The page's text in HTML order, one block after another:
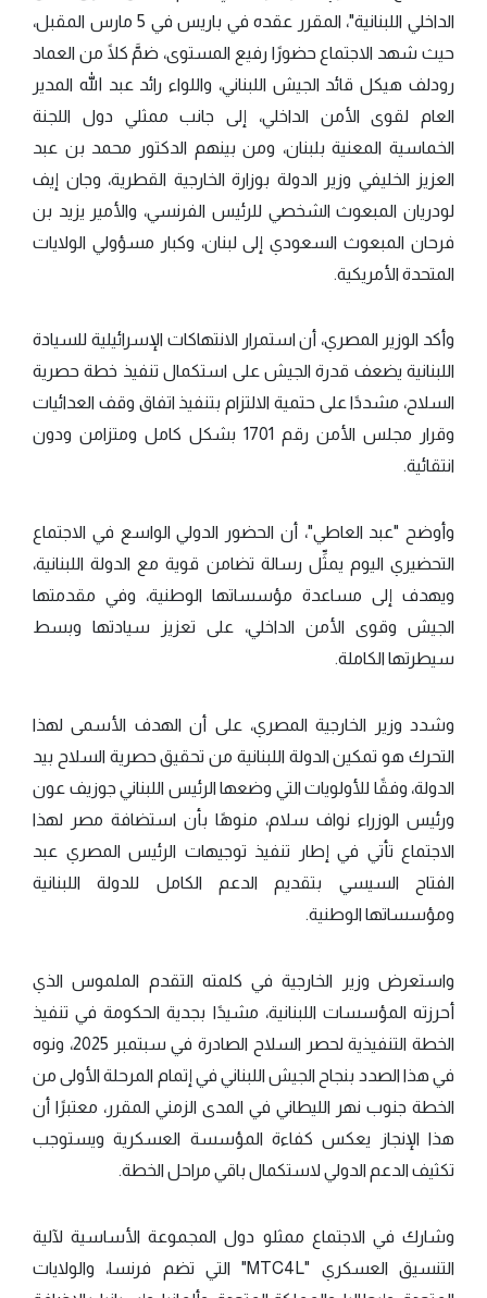
الداخلي اللبنانية"، المقرر عقده في باريس في 5 مارس المقبل،
حيث شهد الاجتماع حضورًا رفيع المستوى، ضمَّ كلًا من العماد
رودلف هيكل قائد الجيش اللبناني، واللواء رائد عبد الله المدير
العام لقوى الأمن الداخلي، إلى جانب ممثلي دول اللجنة
الخماسية المعنية بلبنان، ومن بينهم الدكتور محمد بن عبد
العزيز الخليفي وزير الدولة بوزارة الخارجية القطرية، وجان إيف
لودريان المبعوث الشخصي للرئيس الفرنسي، والأمير يزيد بن
فرحان المبعوث السعودي إلى لبنان، وكبار مسؤولي الولايات
المتحدة الأمريكية.
وأكد الوزير المصري، أن استمرار الانتهاكات الإسرائيلية للسيادة
اللبنانية يضعف قدرة الجيش على استكمال تنفيذ خطة حصرية
السلاح، مشددًا على حتمية الالتزام بتنفيذ اتفاق وقف العدائيات
وقرار مجلس الأمن رقم 1701 بشكل كامل ومتزامن ودون
انتقائية.
وأوضح "عبد العاطي"، أن الحضور الدولي الواسع في الاجتماع
التحضيري اليوم يمثِّل رسالة تضامن قوية مع الدولة اللبنانية،
ويهدف إلى مساعدة مؤسساتها الوطنية، وفي مقدمتها
الجيش وقوى الأمن الداخلي، على تعزيز سيادتها وبسط
سيطرتها الكاملة.
وشدد وزير الخارجية المصري، على أن الهدف الأسمى لهذا
التحرك هو تمكين الدولة اللبنانية من تحقيق حصرية السلاح بيد
الدولة، وفقًا للأولويات التي وضعها الرئيس اللبناني جوزيف عون
ورئيس الوزراء نواف سلام، منوهًا بأن استضافة مصر لهذا
الاجتماع تأتي في إطار تنفيذ توجيهات الرئيس المصري عبد
الفتاح السيسي بتقديم الدعم الكامل للدولة اللبنانية
ومؤسساتها الوطنية.
واستعرض وزير الخارجية في كلمته التقدم الملموس الذي
أحرزته المؤسسات اللبنانية، مشيدًا بجدية الحكومة في تنفيذ
الخطة التنفيذية لحصر السلاح الصادرة في سبتمبر 2025، ونوه
في هذا الصدد بنجاح الجيش اللبناني في إتمام المرحلة الأولى من
الخطة جنوب نهر الليطاني في المدى الزمني المقرر، معتبرًا أن
هذا الإنجاز يعكس كفاءة المؤسسة العسكرية ويستوجب
تكثيف الدعم الدولي لاستكمال باقي مراحل الخطة.
وشارك في الاجتماع ممثلو دول المجموعة الأساسية لآلية
التنسيق العسكري "MTC4L" التي تضم فرنسا، والولايات